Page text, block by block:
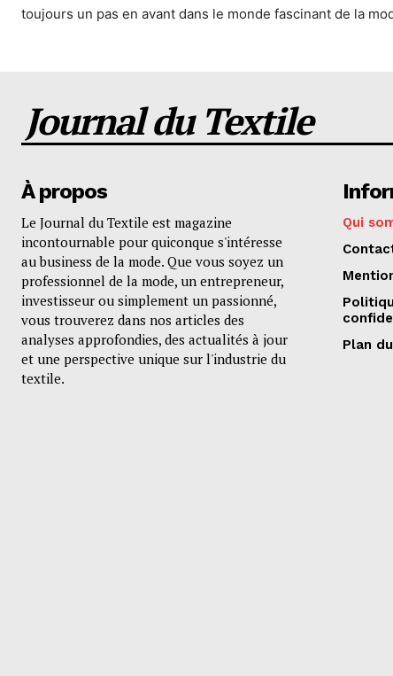
toujours un pas en avant dans le monde fascinant de la
Journal du Textile
À propos
Le Journal du Textile est magazine
incontournable pour quiconque s'intéresse
au business de la mode. Que vous soyez un
professionnel de la mode, un entrepreneur,
investisseur ou simplement un passionné,
vous trouverez dans nos articles des
analyses approfondies, des actualités à jour
et une perspective unique sur l'industrie du
textile.
Qui
Plan